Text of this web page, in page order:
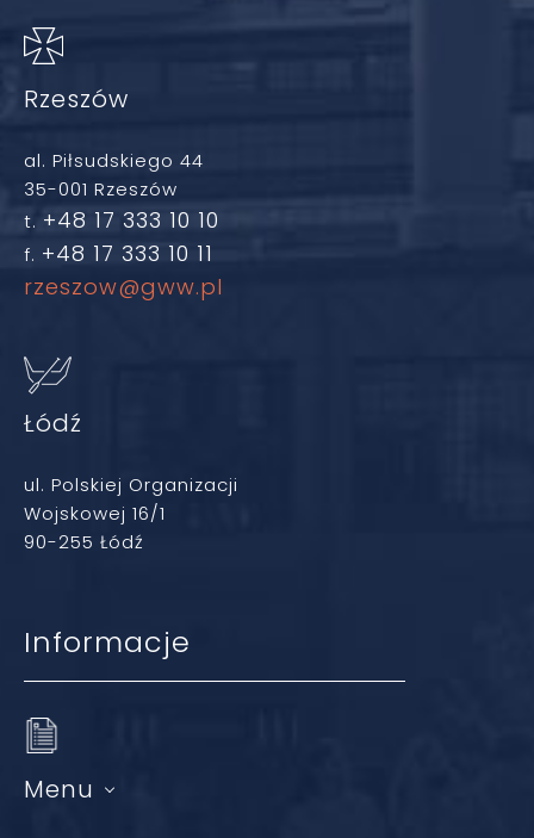
Rzeszów
al. Piłsudskiego 44
35-001 Rzeszów
t. +48 17 333 10 10
f. +48 17 333 10 11
rzeszow@gww.pl
Łódź
ul. Polskiej Organizacji
Wojskowej 16/1
90-255 Łódź
Informacje
Menu